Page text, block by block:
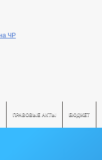
ПРАВОВЫЕ АКТЫ БЮДЖЕТ